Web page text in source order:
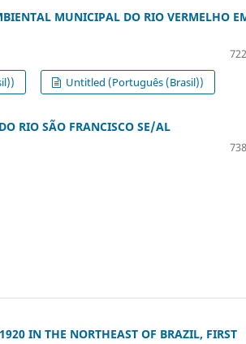
MUNICIPAL DO RIO VERMELHO
Untitled (Português (Brasil))
RIO SÃO FRANCISCO SE/AL
IN THE NORTHEAST OF BRAZIL, FIRST